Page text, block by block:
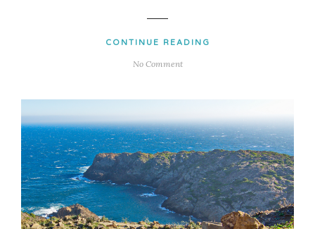
CONTINUE READING
No Comment